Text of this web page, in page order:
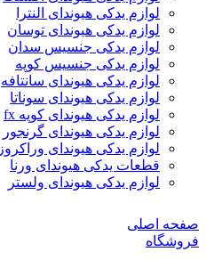
لوازم یدکی هیوندای النترا
لوازم یدکی هیوندای توسان
لوازم یدکی جنسیس سدان
لوازم یدکی جنسیس کوپه
لوازم یدکی هیوندای سانتافه
لوازم یدکی هیوندای سوناتا
لوازم یدکی هیوندای کوپه fx
لوازم یدکی هیوندای گرنجور
لوازم یدکی هیوندای وراکروز
قطعات یدکی هیوندای ورنا
لوازم یدکی هیوندای ولستر
صفحه اصلی
فروشگاه